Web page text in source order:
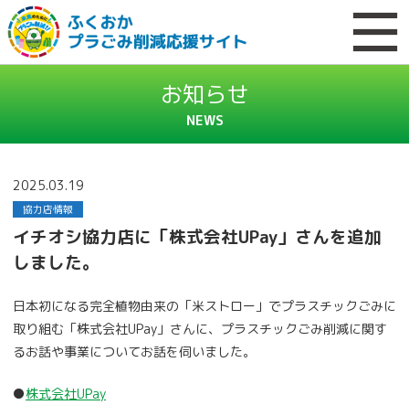
お知らせ
NEWS
2025.03.19
協力店情報
イチオシ協力店に「株式会社UPay」さんを追加
しました。
日本初になる完全植物由来の「米ストロー」でプラスチックごみに
取り組む「株式会社UPay」さんに、プラスチックごみ削減に関す
るお話や事業についてお話を伺いました。
●株式会社UPay